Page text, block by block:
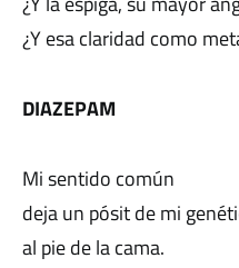
¿Y esa claridad como
DIAZEPAM
Mi sentido común
deja un pósit de mi
al pie de la cama.